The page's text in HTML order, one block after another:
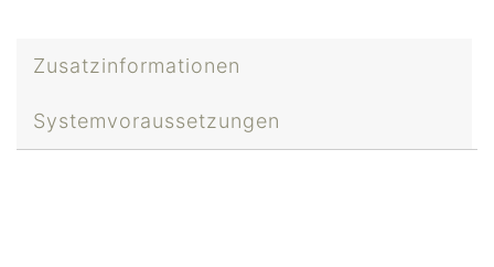
Zusatzinformationen
Systemvoraussetzungen